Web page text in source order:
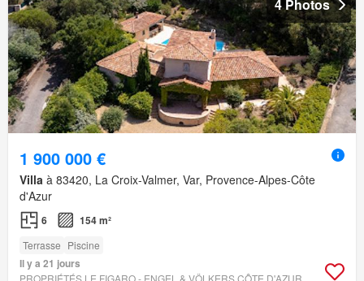
4 Photos
1 900 000 €
Villa à 83420, La Croix-Valmer, Var, Provence-Alpes-Côte
d'Azur
6 154 m²
Terrasse Piscine
Il y a 21 jours